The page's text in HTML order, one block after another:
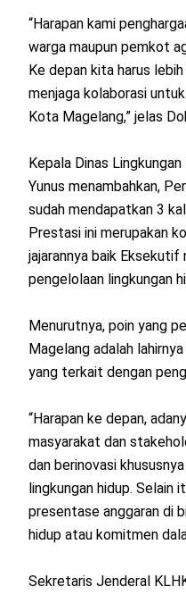
“Harapan kami
warga maupun pemkot
Ke depan kita harus
menjaga kolaborasi
Kota Magelang,” jelas
Kepala Dinas
Yunus menambahkan,
sudah mendapatkan 3
Prestasi ini merupakan
jajarannya baik
pengelolaan lingkungan
Menurutnya, poin yang
Magelang adalah
yang terkait dengan
“Harapan ke depan,
masyarakat dan
dan berinovasi
lingkungan hidup. Selain
presentase anggaran di
hidup atau komitmen
Sekretaris Jenderal